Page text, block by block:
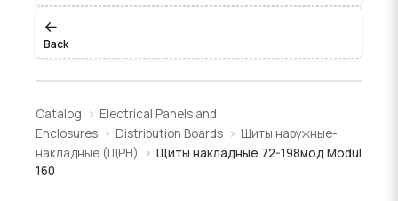
←
Back
Catalog
Electrical Panels and
Enclosures
Distribution Boards
Щиты наружные-
накладные (ЩРН)
Щиты накладные 72-198мод Modul
160